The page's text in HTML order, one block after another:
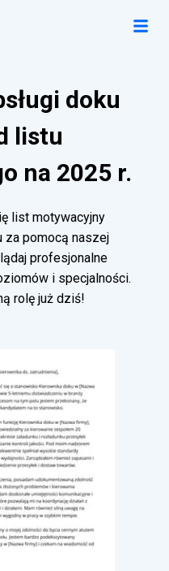
doku
listu
na 2025 r.
list motywacyjny
za pomocą naszej
profesjonalne
i specjalności.
rolę już dziś!